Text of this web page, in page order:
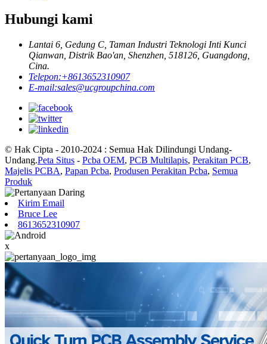
Hubungi kami
Lantai 6, Gedung C, Taman Industri Teknologi Inti Kunci
Qianwan, Distrik Bao'an, Shenzhen, 518126, Guangdong,
Cina.
Telepon:+8613652310907
E-mail:sales@ucgroupchina.com
© Hak Cipta - 2010-2024 : Semua Hak Dilindungi Undang-
Undang.Peta Situs - Pcba OEM, PCB Multilapis, Perakitan PCB,
Majelis PCBA, Papan Pcba, Produsen Perakitan Pcba, Semua
Produk
Kirim Email
Bruce Lee
8613652310907
x